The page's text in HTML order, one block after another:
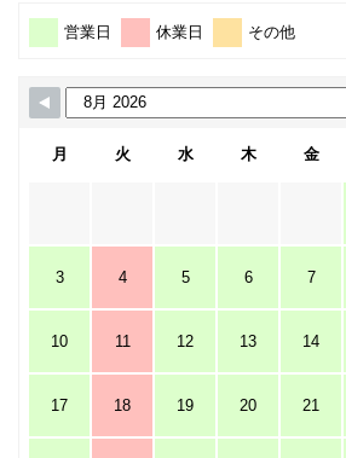
営業日 休業日 その他
月 火 水 木 金
3 4 5 6 7
10 11 12 13 14
17 18 19 20 21